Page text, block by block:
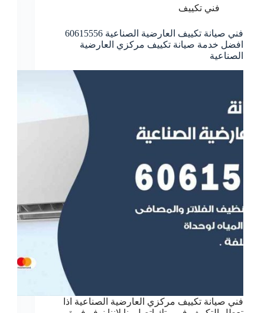
فني تكييف
فني صيانة تكييف العارضية الصناعية 60615556
افضل خدمة صيانة تكييف مركزي العارضية
الصناعية
فني صيانة تكييف مركزي العارضية الصناعية اذا